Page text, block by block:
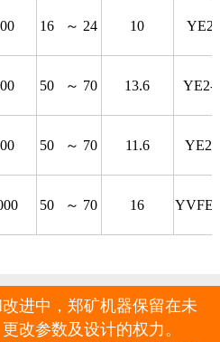
16 ～ 24 10
50 ～ 70 13.6 YE2-
50 ～ 70 11.6 YE2-
50 ～ 70 16
进中，郑矿机器保留在未
改参数及设计的权力。